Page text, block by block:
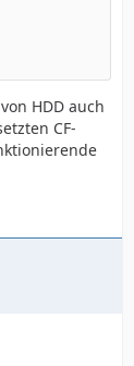
HDD auch
CF-